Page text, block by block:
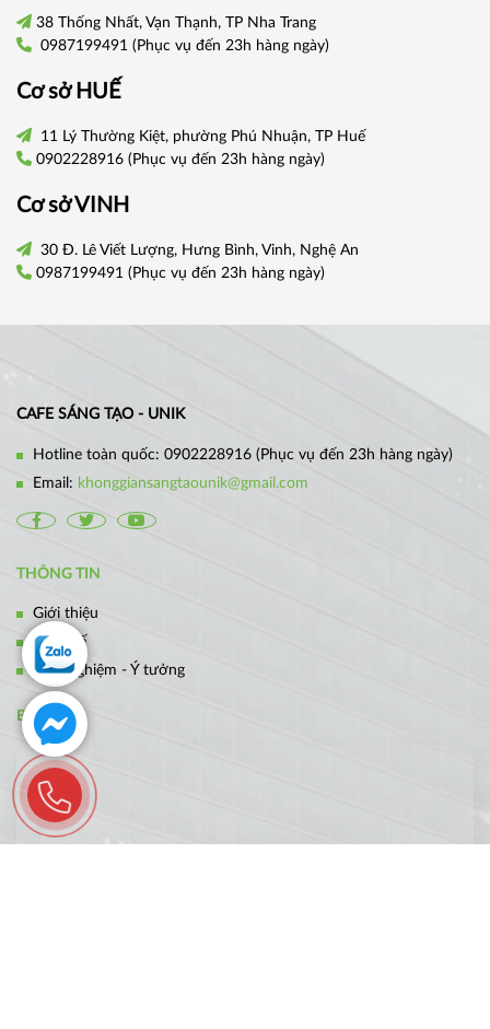
38 Thống Nhất, Vạn Thạnh, TP Nha Trang
0987199491(Phục vụ đến 23h hàng ngày)
Cơ sởHUẾ
11 Lý Thường Kiệt, phường Phú Nhuận, TP Huế
0902228916(Phục vụ đến 23h hàng ngày)
Cơ sở VINH
30 Đ. Lê Viết Lượng, Hưng Bình, Vinh, Nghệ An
0987199491(Phục vụ đến 23h hàng ngày)
CAFE SÁNG TẠO - UNIK
Hotline toàn quốc: 0902228916 (Phục vụ đến 23h hàng ngày)
Email: khonggiansangtaounik@gmail.com
THÔNG TIN
Giới thiệu
Thiết kế
Kinh nghiệm - Ý tưởng
BẢN ĐỒ